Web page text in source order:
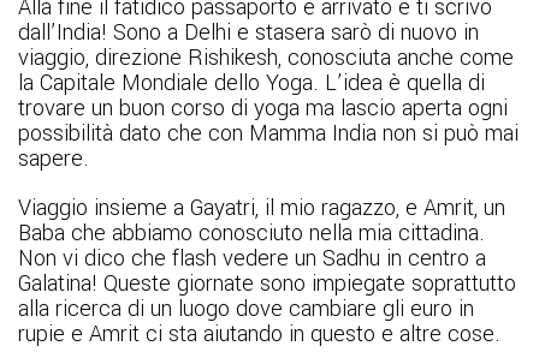
Alla fine il fatidico passaporto è arrivato e ti scrivo
dall’India! Sono a Delhi e stasera sarò di nuovo in
viaggio, direzione Rishikesh, conosciuta anche come
la Capitale Mondiale dello Yoga. L’idea è quella di
trovare un buon corso di yoga ma lascio aperta ogni
possibilità dato che con Mamma India non si può mai
sapere.
Viaggio insieme a Gayatri, il mio ragazzo, e Amrit, un
Baba che abbiamo conosciuto nella mia cittadina.
Non vi dico che flash vedere un Sadhu in centro a
Galatina! Queste giornate sono impiegate soprattutto
alla ricerca di un luogo dove cambiare gli euro in
rupie e Amrit ci sta aiutando in questo e altre cose.